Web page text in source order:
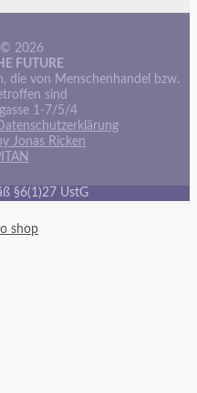
© 2026
FUTURE
die von Menschenhandel bzw.
sind
1-7/5/4
Jonas Ricken
§6(1)27 UstG
shop